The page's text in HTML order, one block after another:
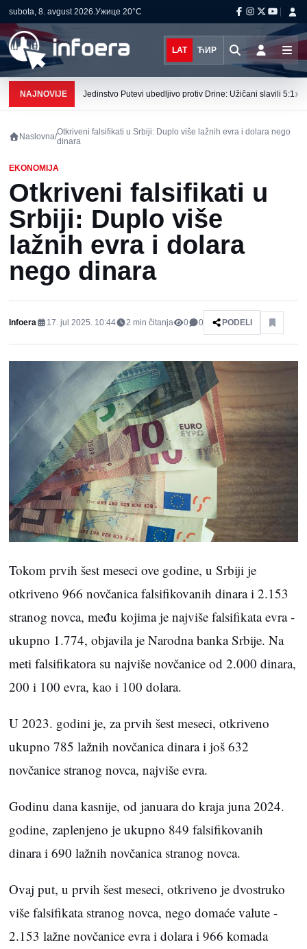
subota, 8. avgust 2026.Ужице 20°C
LAT ЋИР
NAJNOVIJE Jedinstvo Putevi ubedljivo protiv Drine: Užičani slavili 5:1›
Naslovna/Otkriveni falsifikati u Srbiji: Duplo više lažnih evra i dolara nego
dinara
EKONOMIJA
Otkriveni falsifikati u
Srbiji: Duplo više
lažnih evra i dolara
nego dinara
Infoera 17. jul 2025. 10:44 2 min čitanja 0 0 PODELI
Tokom prvih šest meseci ove godine, u Srbiji je
otkriveno 966 novčanica falsifikovanih dinara i 2.153
stranog novca, među kojima je najviše falsifikata evra -
ukupno 1.774, objavila je Narodna banka Srbije. Na
meti falsifikatora su najviše novčanice od 2.000 dinara,
200 i 100 evra, kao i 100 dolara.
U 2023. godini je, za prvih šest meseci, otkriveno
ukupno 785 lažnih novčanica dinara i još 632
novčanice stranog novca, najviše evra.
Godinu dana kasnije, od januara do kraja juna 2024.
godine, zaplenjeno je ukupno 849 falsifikovanih
dinara i 690 lažnih novčanica stranog novca.
Ovaj put, u prvih šest meseci, otkriveno je dvostruko
više falsifikata stranog novca, nego domaće valute -
2.153 lažne novčanice evra i dolara i 966 komada